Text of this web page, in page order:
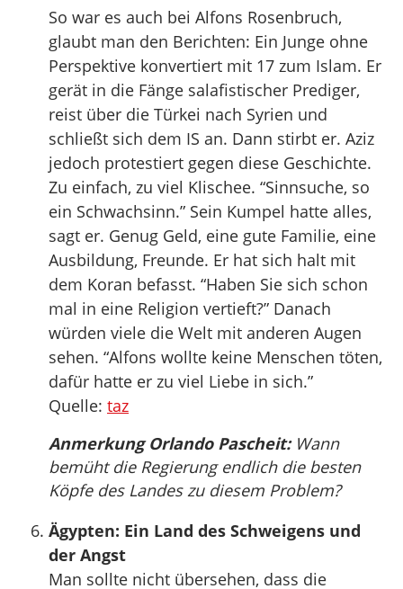
So war es auch bei Alfons Rosenbruch,
glaubt man den Berichten: Ein Junge ohne
Perspektive konvertiert mit 17 zum Islam. Er
gerät in die Fänge salafistischer Prediger,
reist über die Türkei nach Syrien und
schließt sich dem IS an. Dann stirbt er. Aziz
jedoch protestiert gegen diese Geschichte.
Zu einfach, zu viel Klischee. “Sinnsuche, so
ein Schwachsinn.” Sein Kumpel hatte alles,
sagt er. Genug Geld, eine gute Familie, eine
Ausbildung, Freunde. Er hat sich halt mit
dem Koran befasst. “Haben Sie sich schon
mal in eine Religion vertieft?” Danach
würden viele die Welt mit anderen Augen
sehen. “Alfons wollte keine Menschen töten,
dafür hatte er zu viel Liebe in sich.”
Quelle: taz
Anmerkung Orlando Pascheit:Wann
bemüht die Regierung endlich die besten
Köpfe des Landes zu diesem Problem?
Ägypten: Ein Land des Schweigens und
der Angst
Man sollte nicht übersehen, dass die